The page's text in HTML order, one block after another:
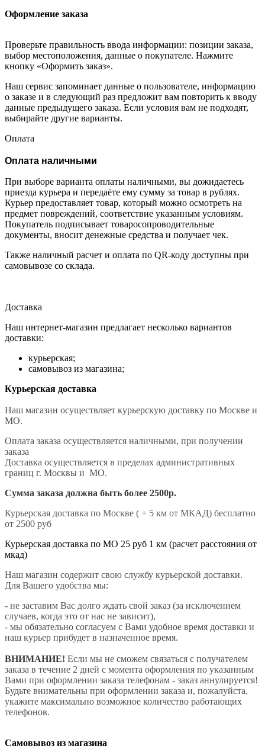
Оформление заказа
Проверьте правильность ввода информации: позиции заказа,
выбор местоположения, данные о покупателе. Нажмите
кнопку «Оформить заказ».
Наш сервис запоминает данные о пользователе, информацию
о заказе и в следующий раз предложит вам повторить к вводу
данные предыдущего заказа. Если условия вам не подходят,
выбирайте другие варианты.
Оплата
Оплата наличными
При выборе варианта оплаты наличными, вы дожидаетесь
приезда курьера и передаёте ему сумму за товар в рублях.
Курьер предоставляет товар, который можно осмотреть на
предмет повреждений, соответствие указанным условиям.
Покупатель подписывает товаросопроводительные
документы, вносит денежные средства и получает чек.
Также наличный расчет и оплата по QR-коду доступны при
самовывозе со склада.
Доставка
Наш интернет-магазин предлагает несколько вариантов
доставки:
курьерская;
самовывоз из магазина;
Курьерская доставка
Наш магазин осуществляет курьерскую доставку по Москве и
МО.
Оплата заказа осуществляется наличными, при получении
заказа
Доставка осуществляется в пределах административных
границ г. Москвы и МО.
Сумма заказа должна быть более 2500р.
Курьерская доставка по Москве ( + 5 км от МКАД) бесплатно
от 2500 руб
Курьерская доставка по МО 25 руб 1 км (расчет расстояния от
мкад)
Наш магазин содержит свою службу курьерской доставки.
Для Вашего удобства мы:
- не заставим Вас долго ждать свой заказ (за исключением
случаев, когда это от нас не зависит),
- мы обязательно согласуем с Вами удобное время доставки и
наш курьер прибудет в назначенное время.
ВНИМАНИЕ! Если мы не сможем связаться с получателем
заказа в течение 2 дней с момента оформления по указанным
Вами при оформлении заказа телефонам - заказ аннулируется!
Будьте внимательны при оформлении заказа и, пожалуйста,
укажите максимально возможное количество работающих
телефонов.
Самовывоз из магазина